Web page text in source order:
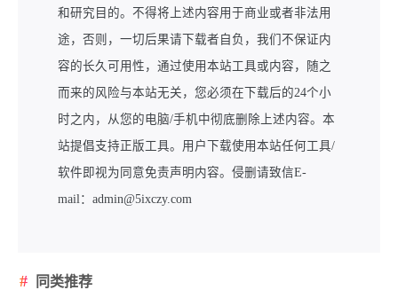
和研究目的。不得将上述内容用于商业或者非法用
途，否则，一切后果请下载者自负，我们不保证内
容的长久可用性，通过使用本站工具或内容，随之
而来的风险与本站无关，您必须在下载后的24个小
时之内，从您的电脑/手机中彻底删除上述内容。本
站提倡支持正版工具。用户下载使用本站任何工具/
软件即视为同意免责声明内容。侵删请致信E-
mail：admin@5ixczy.com
同类推荐